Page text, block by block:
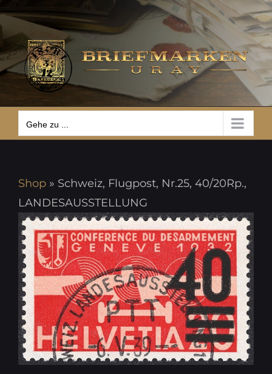
Zum
Inhalt
springen
Gehe zu ...
Gehe zu ...
Shop » Schweiz, Flugpost, Nr.25, 40/20Rp.,
LANDESAUSSTELLUNG